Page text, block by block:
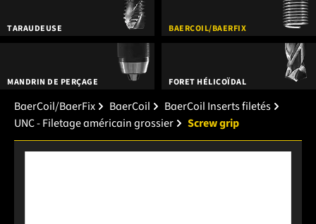
TARAUDEUSE BAERCOIL/BAERFIX
MANDRIN DE PERÇAGE FORET HÉLICOÏDAL
BaerCoil/BaerFix BaerCoil
BaerCoil Inserts filetés
UNC - Filetage américain grossier
Screw grip